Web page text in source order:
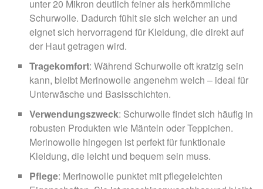
unter 20 Mikron deutlich feiner als herkömmliche
Schurwolle. Dadurch fühlt sie sich weicher an und
eignet sich hervorragend für Kleidung, die direkt auf
der Haut getragen wird.
Tragekomfort: Während Schurwolle oft kratzig sein
kann, bleibt Merinowolle angenehm weich – ideal für
Unterwäsche und Basisschichten.
Verwendungszweck: Schurwolle findet sich häufig in
robusten Produkten wie Mänteln oder Teppichen.
Merinowolle hingegen ist perfekt für funktionale
Kleidung, die leicht und bequem sein muss.
Pflege: Merinowolle punktet mit pflegeleichten